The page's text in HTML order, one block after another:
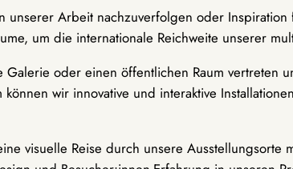
unserer Arbeit nachzuverfolgen oder
um die internationale Reichweite unserer
oder einen öffentlichen Raum
können wir innovative und interaktive
visuelle Reise durch unsere